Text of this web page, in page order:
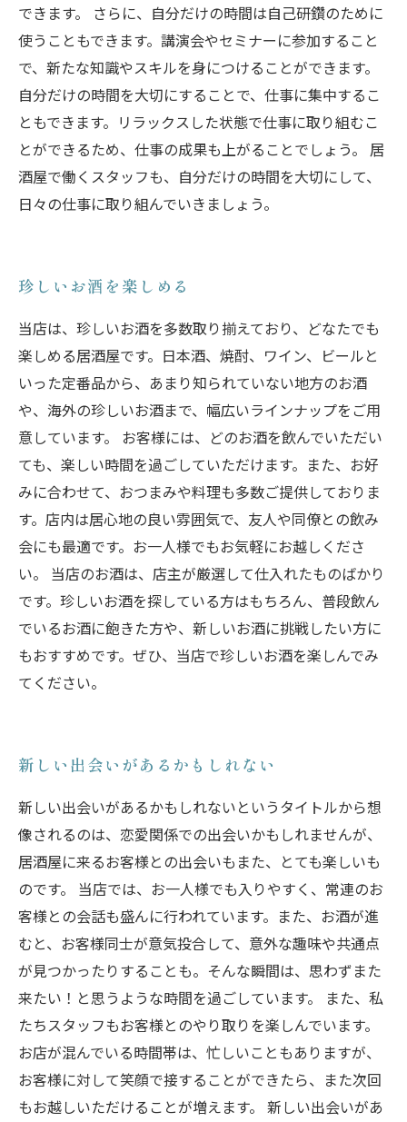
できます。 さらに、自分だけの時間は自己研鑽のために
使うこともできます。講演会やセミナーに参加すること
で、新たな知識やスキルを身につけることができます。
自分だけの時間を大切にすることで、仕事に集中するこ
ともできます。リラックスした状態で仕事に取り組むこ
とができるため、仕事の成果も上がることでしょう。 居
酒屋で働くスタッフも、自分だけの時間を大切にして、
日々の仕事に取り組んでいきましょう。
珍しいお酒を楽しめる
当店は、珍しいお酒を多数取り揃えており、どなたでも
楽しめる居酒屋です。日本酒、焼酎、ワイン、ビールと
いった定番品から、あまり知られていない地方のお酒
や、海外の珍しいお酒まで、幅広いラインナップをご用
意しています。 お客様には、どのお酒を飲んでいただい
ても、楽しい時間を過ごしていただけます。また、お好
みに合わせて、おつまみや料理も多数ご提供しておりま
す。店内は居心地の良い雰囲気で、友人や同僚との飲み
会にも最適です。お一人様でもお気軽にお越しくださ
い。 当店のお酒は、店主が厳選して仕入れたものばかり
です。珍しいお酒を探している方はもちろん、普段飲ん
でいるお酒に飽きた方や、新しいお酒に挑戦したい方に
もおすすめです。ぜひ、当店で珍しいお酒を楽しんでみ
てください。
新しい出会いがあるかもしれない
新しい出会いがあるかもしれないというタイトルから想
像されるのは、恋愛関係での出会いかもしれませんが、
居酒屋に来るお客様との出会いもまた、とても楽しいも
のです。 当店では、お一人様でも入りやすく、常連のお
客様との会話も盛んに行われています。また、お酒が進
むと、お客様同士が意気投合して、意外な趣味や共通点
が見つかったりすることも。そんな瞬間は、思わずまた
来たい！と思うような時間を過ごしています。 また、私
たちスタッフもお客様とのやり取りを楽しんでいます。
お店が混んでいる時間帯は、忙しいこともありますが、
お客様に対して笑顔で接することができたら、また次回
もお越しいただけることが増えます。 新しい出会いがあ